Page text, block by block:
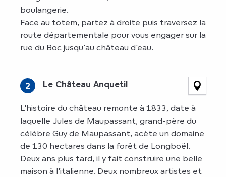
boulangerie.
Face au totem, partez à droite puis traversez la
route départementale pour vous engager sur la
rue du Boc jusqu'au château d'eau.
2 Le Château Anquetil
L'histoire du château remonte à 1833, date à
laquelle Jules de Maupassant, grand-père du
célèbre Guy de Maupassant, acète un domaine
de 130 hectares dans la forêt de Longboël.
Deux ans plus tard, il y fait construire une belle
maison à l'italienne. Deux nombreux artistes et